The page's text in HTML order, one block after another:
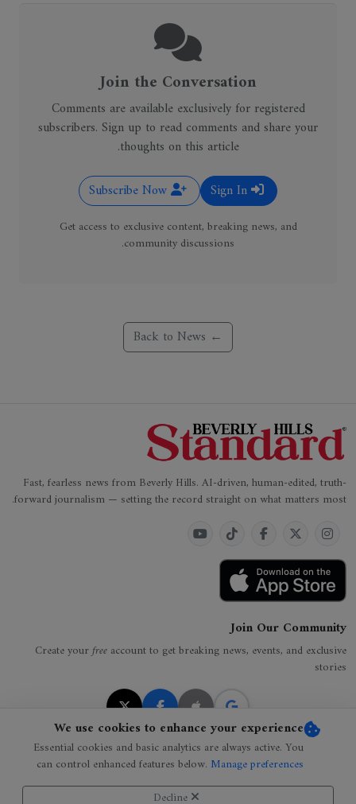
Join the Conversation
Comments are available exclusively for registered
subscribers. Sign up to read comments and share your
thoughts on this article.
Get access to exclusive content, breaking news, and
community discussions.
← Back to News
Fast, fearless news from Beverly Hills. AI-driven, human-edited, truth-
forward journalism — setting the record straight on what matters most.
Join Our Community
Create yourfree account to get breaking news, events, and exclusive
stories
Subscribefreewith your preferred account
By creating an account, you agree to ourPrivacy Policy
.
We use cookies to enhance your experience
Essential cookies and basic analytics are always active. You
can control enhanced features below. Manage preferences